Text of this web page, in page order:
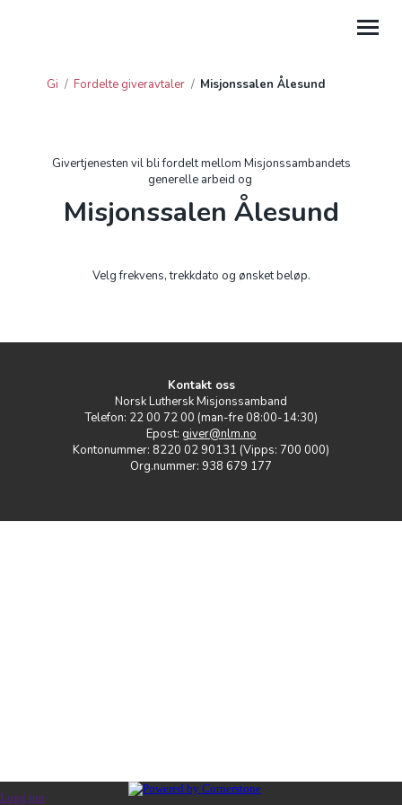
FORDELTE GIVERAVTALER
Gi / Fordelte giveravtaler / Misjonssalen Ålesund
Givertjenesten vil bli fordelt mellom Misjonssambandets
generelle arbeid og
Misjonssalen Ålesund
Velg frekvens, trekkdato og ønsket beløp.
Kontakt oss
Norsk Luthersk Misjonssamband
Telefon: 22 00 72 00 (man-fre 08:00-14:30)
Epost: giver@nlm.no
Kontonummer: 8220 02 90131 (Vipps: 700 000)
Org.nummer: 938 679 177
Logg inn